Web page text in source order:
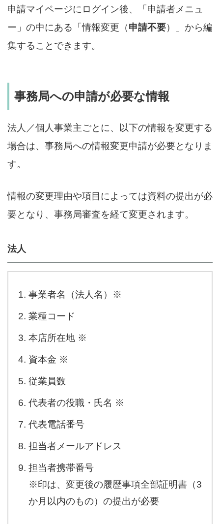
申請マイページにログイン後、「申請者メニュ
ー」の中にある「情報変更（申請不要）」から編
集することできます。
事務局への申請が必要な情報
法人／個人事業主ごとに、以下の情報を変更する
場合は、事務局への情報変更申請が必要となりま
す。
情報の変更理由や項目によっては資料の提出が必
要となり、事務局審査を経て変更されます。
法人
事業者名（法人名）※
業種コード
本店所在地 ※
資本金 ※
従業員数
代表者の役職・氏名 ※
代表電話番号
担当者メールアドレス
担当者携帯番号
※印は、変更後の履歴事項全部証明書（3
か月以内のもの）の提出が必要